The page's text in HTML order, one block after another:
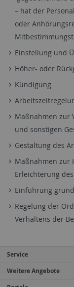
– hat der
oder
Einstellung und
Höher- oder
Kündigung
Maßnahmen zur
und sonstigen
Gestaltung des
Maßnahmen zur
Erleichterung
Einführung
Regelung der
Verhaltens der
Service
Weitere Angebote